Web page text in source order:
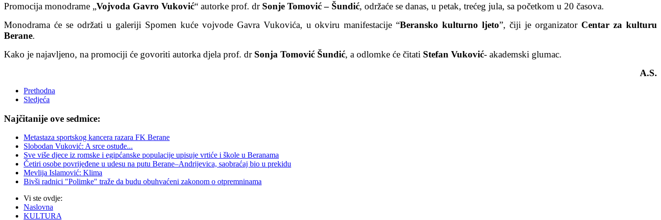
Promocija monodrame „Vojvoda Gavro Vuković“ autorke prof. dr Sonje Tomović – Šundić, održaće se danas, u petak, trećeg jula, sa početkom u 20 časova.
Monodrama će se održati u galeriji Spomen kuće vojvode Gavra Vukovića, u okviru manifestacije “Beransko kulturno ljeto”, čiji je organizator Centar za kulturu
Berane.
Kako je najavljeno, na promociji će govoriti autorka djela prof. dr Sonja Tomović Šundić, a odlomke će čitati Stefan Vuković- akademski glumac.
A.S.
Prethodna
Sledjeća
Najčitanije ove sedmice:
Metastaza sportskog kancera razara FK Berane
Slobodan Vuković: A srce ostuđe...
Sve više djece iz romske i egipćanske populacije upisuje vrtiće i škole u Beranama
Četiri osobe povrijeđene u udesu na putu Berane–Andrijevica, saobraćaj bio u prekidu
Mevlija Islamović: Klima
Bivši radnici "Polimke" traže da budu obuhvaćeni zakonom o otpremninama
Vi ste ovdje:
Naslovna
KULTURA